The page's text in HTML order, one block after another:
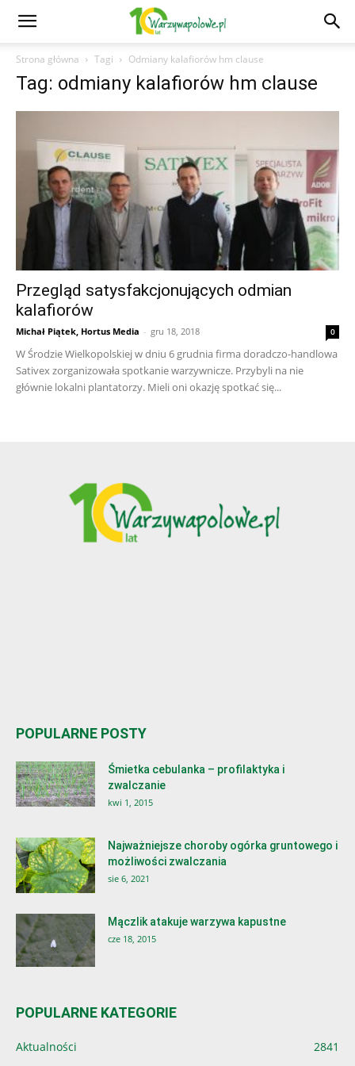
Strona główna Tagi Odmiany kalafiorów hm clause
Tag: odmiany kalafiorów hm clause
Przegląd satysfakcjonujących odmian
kalafiorów
Michał Piątek, Hortus Media - gru 18, 2018 0
W Środzie Wielkopolskiej w dniu 6 grudnia firma doradczo-handlowa
Sativex zorganizowała spotkanie warzywnicze. Przybyli na nie
głównie lokalni plantatorzy. Mieli oni okazję spotkać się...
POPULARNE POSTY
Śmietka cebulanka – profilaktyka i
zwalczanie
kwi 1, 2015
Najważniejsze choroby ogórka gruntowego i
możliwości zwalczania
sie 6, 2021
Mączlik atakuje warzywa kapustne
cze 18, 2015
POPULARNE KATEGORIE
Aktualności
2841